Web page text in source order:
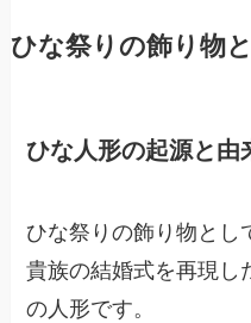
ひな祭りの飾り物
ひな人形の起源と由
ひな祭りの飾り物とし
貴族の結婚式を再現し
の人形です。